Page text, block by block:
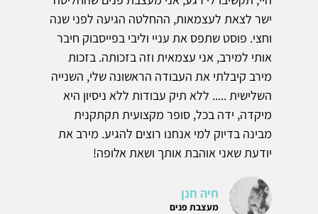
ישר לצאת לעצמאות, ההחלטה הגיעה לפני שנה
וחצי. פוסט שתפס את עניי וליבי בפייסבוק חיבר
אותי למירב, אני עצמאית וזה בזכותה. בזכות
מירב קיבלתי את העבודה הראשונה שלי, השנייה
השלישית ..... ללא תיק עבודות ללא ניסיון היא
מיקדה, ידה בכל, סופר מקצועית תקתקנית
מבינה בדיוק למי אנחנו רוצים להגיע. מירב את
יודעת שאני אוהבת אותך ושאת אלופה!
חיה חנן
מעצבת פנים